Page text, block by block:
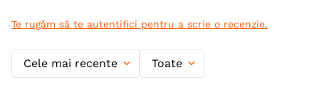
Te rugăm să te autentifici pentru a scrie o recenzie.
Cele mai recente Toate